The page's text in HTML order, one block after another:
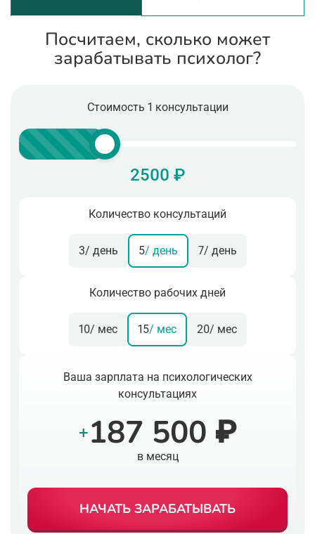
Посчитаем, сколько может
зарабатывать психолог?
Стоимость 1 консультации
2500 ₽
Количество консультаций
3/ день 5/ день 7/ день
Количество рабочих дней
10/ мес 15/ мес 20/ мес
Ваша зарплата на психологических
консультациях
+187 500 ₽
в месяц
НАЧАТЬ ЗАРАБАТЫВАТЬ